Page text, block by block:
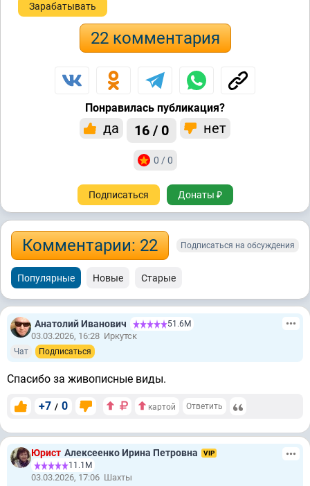
Зарабатывать
22 комментария
Понравилась публикация?
да 16 / 0 нет
0 / 0
Подписаться Донаты ₽
Комментарии: 22 Подписаться на обсуждения
Популярные Новые Старые
Анатолий Иванович 51.6М
03.03.2026, 16:28 Иркутск
Чат Подписаться
Спасибо за живописные виды.
+7 / 0 картой Ответить
Юрист Алексеенко Ирина Петровна VIP
11.1М
03.03.2026, 17:06 Шахты